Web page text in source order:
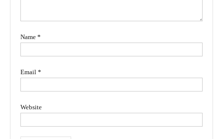
Name *
Email *
Website